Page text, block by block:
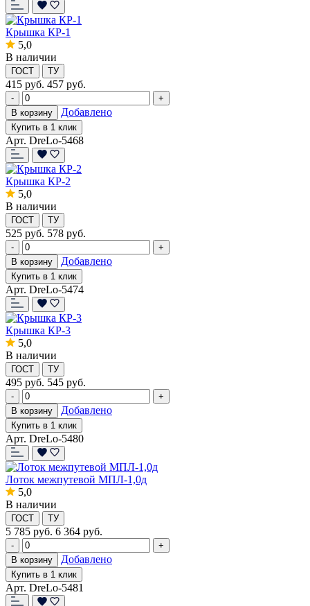
Крышка КР-1
5,0
В наличии
ГОСТ ТУ
415 руб. 457 руб.
-
+
В корзину
Добавлено
Купить в 1 клик
Арт. DreLo-5468
Крышка КР-2
5,0
В наличии
ГОСТ ТУ
525 руб. 578 руб.
-
+
В корзину
Добавлено
Купить в 1 клик
Арт. DreLo-5474
Крышка КР-3
5,0
В наличии
ГОСТ ТУ
495 руб. 545 руб.
-
+
В корзину
Добавлено
Купить в 1 клик
Арт. DreLo-5480
Лоток межпутевой МПЛ-1,0д
5,0
В наличии
ГОСТ ТУ
5 785 руб. 6 364 руб.
-
+
В корзину
Добавлено
Купить в 1 клик
Арт. DreLo-5481